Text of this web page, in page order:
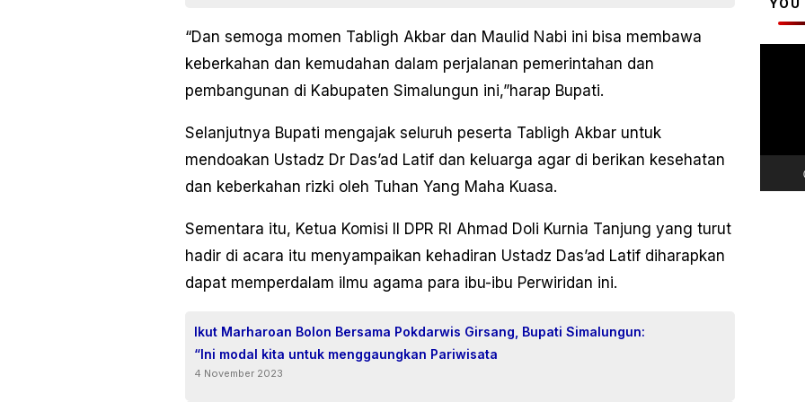
“Dan semoga momen Tabligh Akbar dan Maulid Nabi ini bisa membawa
keberkahan dan kemudahan dalam perjalanan pemerintahan dan
pembangunan di Kabupaten Simalungun ini,”harap Bupati.
Selanjutnya Bupati mengajak seluruh peserta Tabligh Akbar untuk
mendoakan Ustadz Dr Das’ad Latif dan keluarga agar di berikan kesehatan
dan keberkahan rizki oleh Tuhan Yang Maha Kuasa.
Sementara itu, Ketua Komisi II DPR RI Ahmad Doli Kurnia Tanjung yang turut
hadir di acara itu menyampaikan kehadiran Ustadz Das’ad Latif diharapkan
dapat memperdalam ilmu agama para ibu-ibu Perwiridan ini.
Ikut Marharoan Bolon Bersama Pokdarwis Girsang, Bupati Simalungun:
“Ini modal kita untuk menggaungkan Pariwisata
4 November 2023